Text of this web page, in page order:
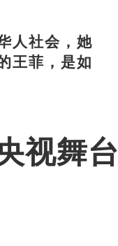
人社会，她
王菲，是如
视舞台